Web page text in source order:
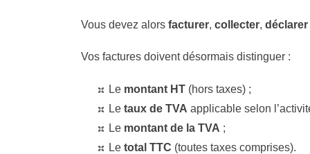
Vous devez alors facturer, collecter, déclarer
Vos factures doivent désormais distinguer :
Le montant HT (hors taxes) ;
Le taux de TVA applicable selon
Le montant de la TVA ;
Le total TTC (toutes taxes comprises).